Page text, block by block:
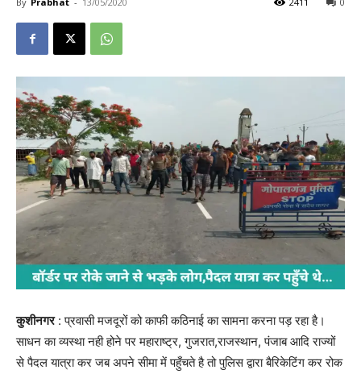
कुशीनगर: प्रवासी मजदूरों को काफी कठिनाई का सामना करना पड़ रहा है।
साधन का व्यस्था नही होने पर महाराष्ट्र, गुजरात,राजस्थान, पंजाब आदि राज्यों
से पैदल यात्रा कर जब अपने सीमा में पहुँचते है तो पुलिस द्वारा बैरिकेटिंग कर रोक